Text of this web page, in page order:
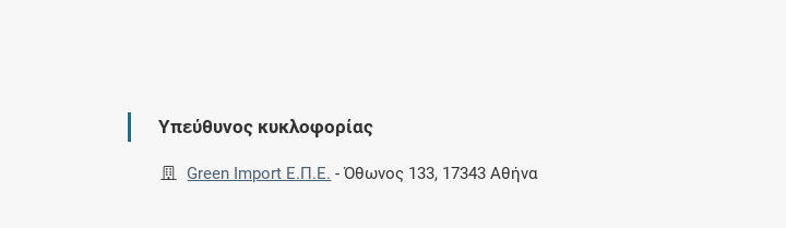
Υπεύθυνος κυκλοφορίας
Green Import Ε.Π.Ε. -Όθωνος 133, 17343 Αθήνα